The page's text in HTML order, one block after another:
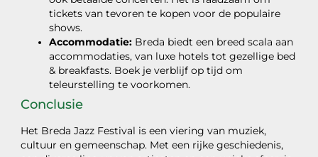
tickets van tevoren te kopen voor de populaire
shows.
Accommodatie: Breda biedt een breed scala aan
accommodaties, van luxe hotels tot gezellige bed
& breakfasts. Boek je verblijf op tijd om
teleurstelling te voorkomen.
Conclusie
Het Breda Jazz Festival is een viering van muziek,
cultuur en gemeenschap. Met een rijke geschiedenis,